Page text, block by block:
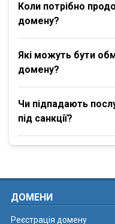
Коли потрібно
домену?
Які можуть бути
домену?
Чи підпадають
під санкції?
ДОМЕНИ
Реєстрація домену